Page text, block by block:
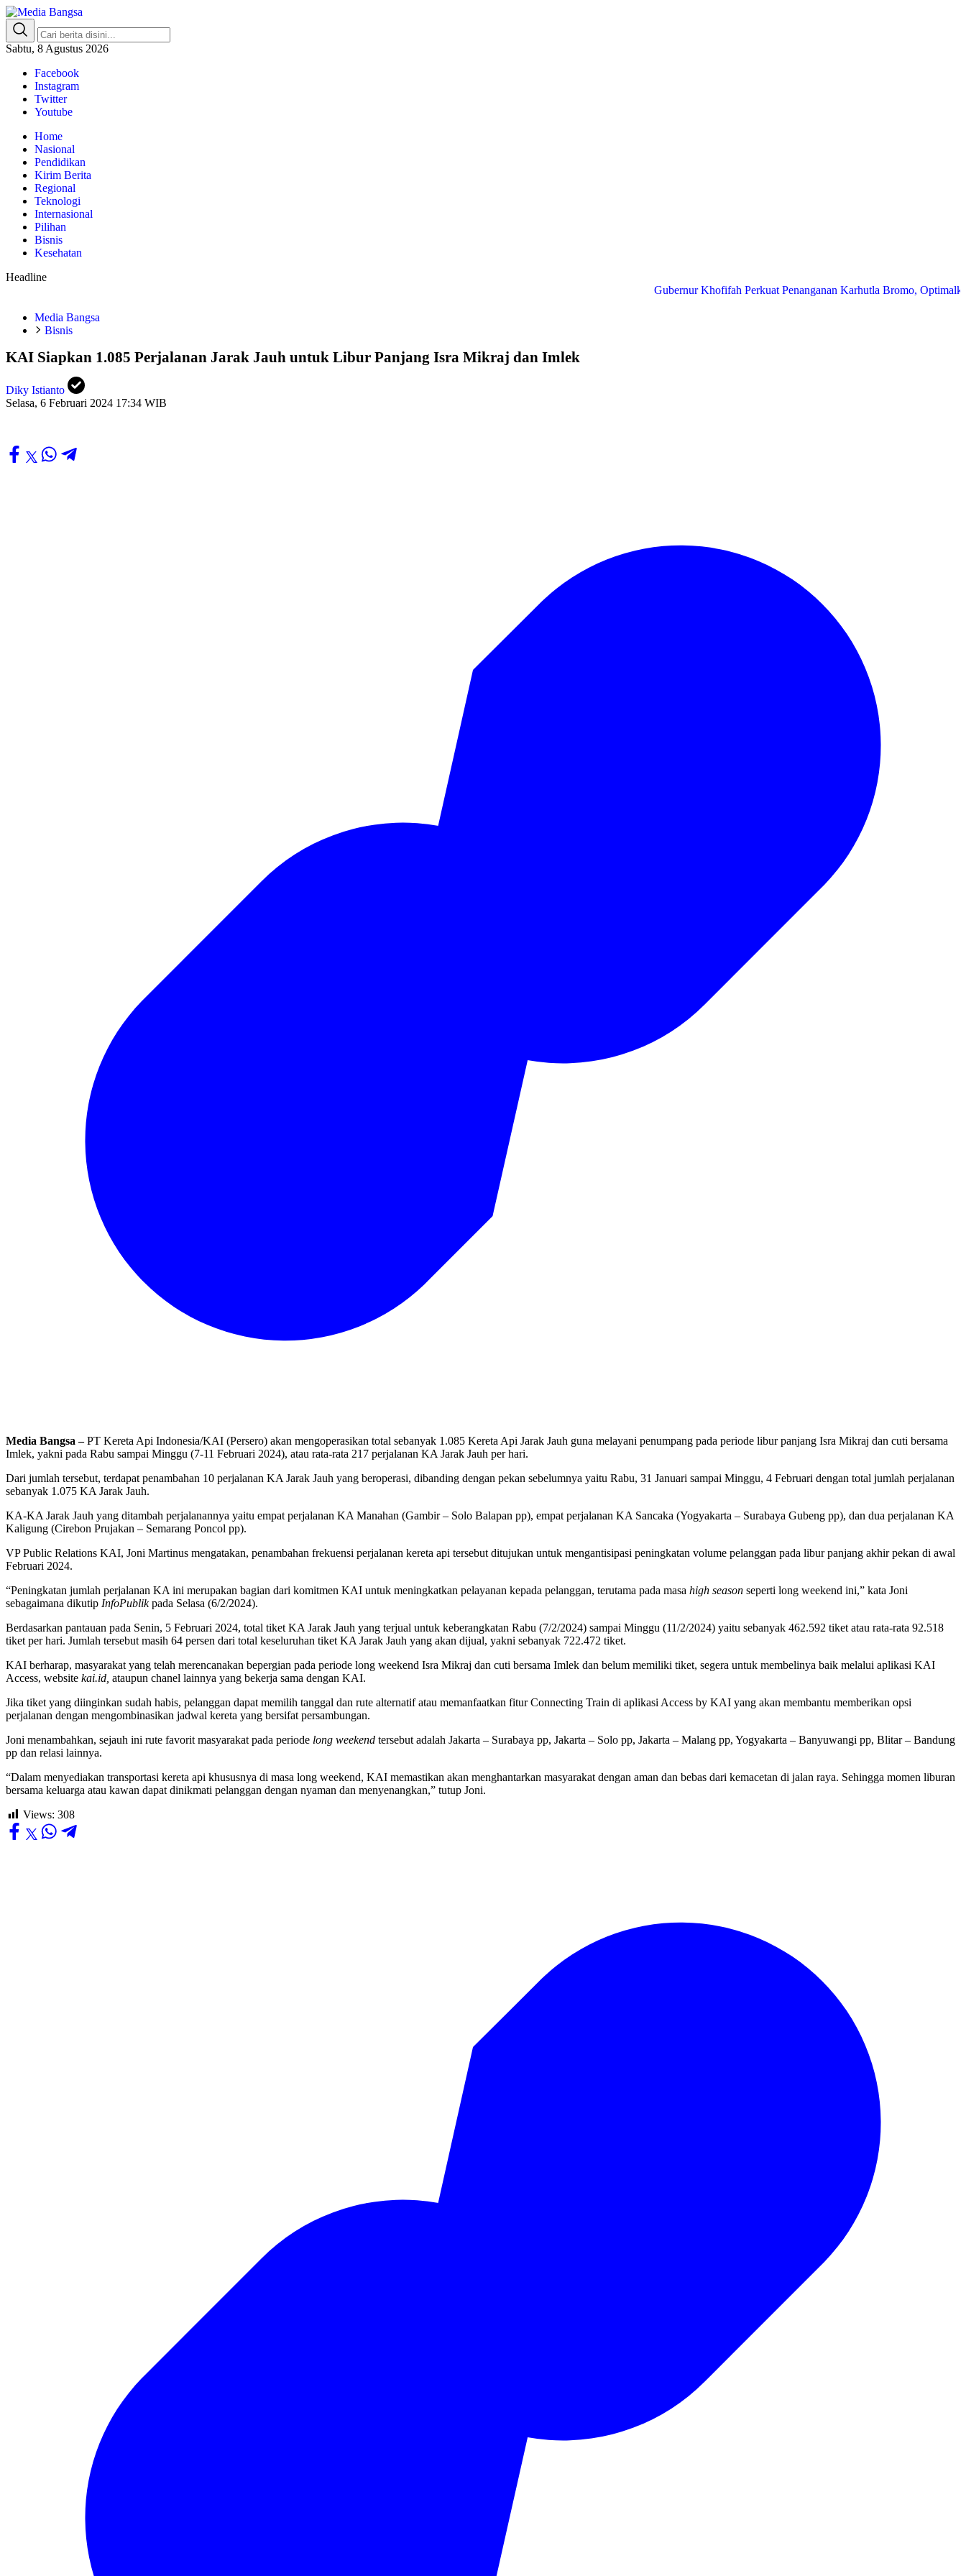
Media Bangsa
Portal Berita Nasional Terpercaya
Sabtu, 8 Agustus 2026
Facebook
Instagram
Twitter
Youtube
Home
Nasional
Pendidikan
Kirim Berita
Regional
Teknologi
Internasional
Pilihan
Bisnis
Kesehatan
Headline
Gubernur Khofifah Perkuat Penanganan Karhutla Bromo, Optimalkan
Media Bangsa
Bisnis
KAI Siapkan 1.085 Perjalanan Jarak Jauh untuk Libur Panjang Isra Mikraj dan Imlek
Diky Istianto
Selasa, 6 Februari 2024 17:34 WIB
Media Bangsa –PT Kereta Api Indonesia/KAI (Persero) akan mengoperasikan total sebanyak 1.085 Kereta Api Jarak Jauh guna melayani penumpang pada periode libur panjang Isra Mikraj dan cuti bersama
Imlek, yakni pada Rabu sampai Minggu (7-11 Februari 2024), atau rata-rata 217 perjalanan KA Jarak Jauh per hari.
Dari jumlah tersebut, terdapat penambahan 10 perjalanan KA Jarak Jauh yang beroperasi, dibanding dengan pekan sebelumnya yaitu Rabu, 31 Januari sampai Minggu, 4 Februari dengan total jumlah perjalanan
sebanyak 1.075 KA Jarak Jauh.
KA-KA Jarak Jauh yang ditambah perjalanannya yaitu empat perjalanan KA Manahan (Gambir – Solo Balapan pp), empat perjalanan KA Sancaka (Yogyakarta – Surabaya Gubeng pp), dan dua perjalanan KA
Kaligung (Cirebon Prujakan – Semarang Poncol pp).
VP Public Relations KAI, Joni Martinus mengatakan, penambahan frekuensi perjalanan kereta api tersebut ditujukan untuk mengantisipasi peningkatan volume pelanggan pada libur panjang akhir pekan di awal
Februari 2024.
“Peningkatan jumlah perjalanan KA ini merupakan bagian dari komitmen KAI untuk meningkatkan pelayanan kepada pelanggan, terutama pada masa high season seperti long weekend ini,” kata Joni
sebagaimana dikutip InfoPublikpada Selasa (6/2/2024).
Berdasarkan pantauan pada Senin, 5 Februari 2024, total tiket KA Jarak Jauh yang terjual untuk keberangkatan Rabu (7/2/2024) sampai Minggu (11/2/2024) yaitu sebanyak 462.592 tiket atau rata-rata 92.518
tiket per hari. Jumlah tersebut masih 64 persen dari total keseluruhan tiket KA Jarak Jauh yang akan dijual, yakni sebanyak 722.472 tiket.
KAI berharap, masyarakat yang telah merencanakan bepergian pada periode long weekend Isra Mikraj dan cuti bersama Imlek dan belum memiliki tiket, segera untuk membelinya baik melalui aplikasi KAI
Access, website kai.id, ataupun chanel lainnya yang bekerja sama dengan KAI.
Jika tiket yang diinginkan sudah habis, pelanggan dapat memilih tanggal dan rute alternatif atau memanfaatkan fitur Connecting Train di aplikasi Access by KAI yang akan membantu memberikan opsi
perjalanan dengan mengombinasikan jadwal kereta yang bersifat persambungan.
Joni menambahkan, sejauh ini rute favorit masyarakat pada periode long weekend tersebut adalah Jakarta – Surabaya pp, Jakarta – Solo pp, Jakarta – Malang pp, Yogyakarta – Banyuwangi pp, Blitar – Bandung
pp dan relasi lainnya.
“Dalam menyediakan transportasi kereta api khususnya di masa long weekend, KAI memastikan akan menghantarkan masyarakat dengan aman dan bebas dari kemacetan di jalan raya. Sehingga momen liburan
bersama keluarga atau kawan dapat dinikmati pelanggan dengan nyaman dan menyenangkan,” tutup Joni.
Views: 308